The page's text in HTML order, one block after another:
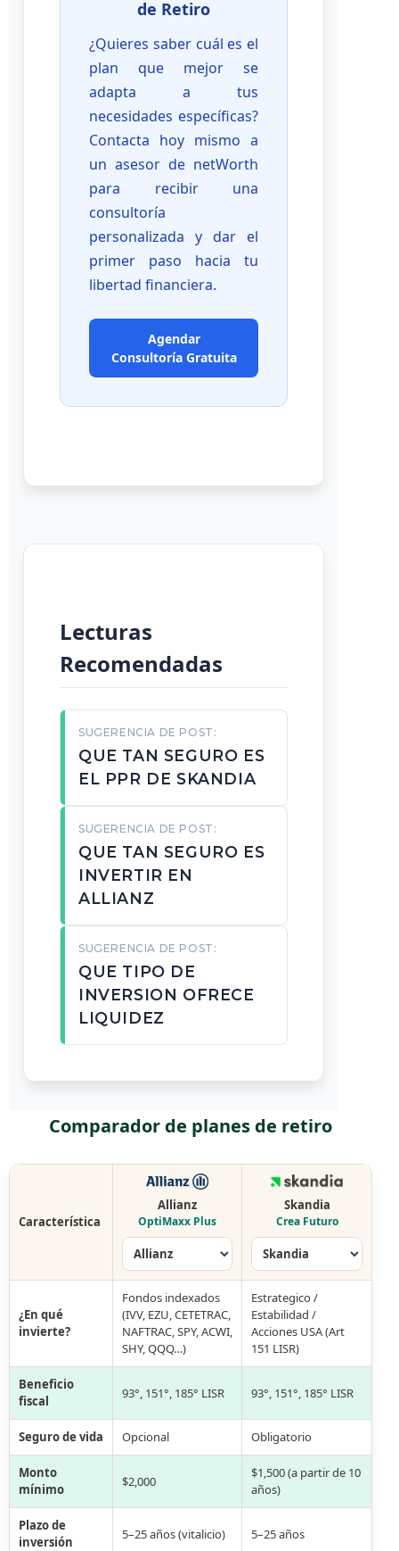
de Retiro
¿Quieres saber cuál es el
plan que mejor se
adapta a tus
necesidades específicas?
Contacta hoy mismo a
un asesor de netWorth
para recibir una
consultoría
personalizada y dar el
primer paso hacia tu
libertad financiera.
Agendar
Consultoría Gratuita
Lecturas
Recomendadas
SUGERENCIA DE POST:
QUE TAN SEGURO ES
EL PPR DE SKANDIA
SUGERENCIA DE POST:
QUE TAN SEGURO ES
INVERTIR EN
ALLIANZ
SUGERENCIA DE POST:
QUE TIPO DE
INVERSION OFRECE
LIQUIDEZ
Comparador de planes de retiro
Característica
Allianz
OptiMaxx Plus
Skandia
Crea Futuro
¿En qué
invierte?
Fondos indexados
(IVV, EZU, CETETRAC,
NAFTRAC, SPY, ACWI,
SHY, QQQ…)
Estrategico /
Estabilidad /
Acciones USA (Art
151 LISR)
Beneficio
fiscal
93°, 151°, 185° LISR 93°, 151°, 185° LISR
Seguro de vida Opcional Obligatorio
Monto
mínimo
$2,000
$1,500 (a partir de 10
años)
Plazo de
inversión
5–25 años (vitalicio) 5–25 años